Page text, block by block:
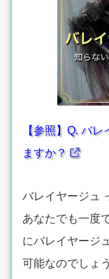
【参照】Q. バ
ますか？
バレイヤージュ
あなたでも一度
にバレイヤージ
可能なのでしょ